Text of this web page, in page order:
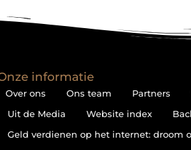
informatie
Over ons Ons team Partners
Uit de Media
Website index
Geld verdienen op het internet: droom